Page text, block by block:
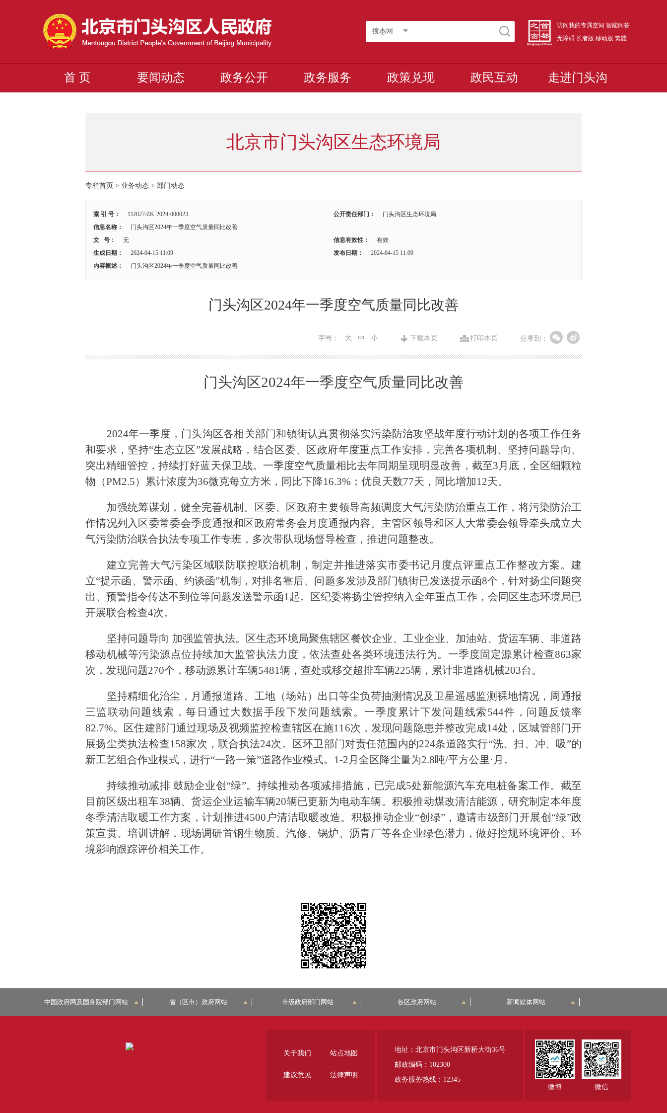
搜本网
访问我的专属空间 智能问答
无障碍 长者版 移动版 繁體
首 页 要闻动态 政务公开 政务服务 政策兑现 政民互动 走进门头沟
北京市门头沟区生态环境局
专栏首页 > 业务动态 > 部门动态
索 引 号： 11J027/ZK-2024-000023 公开责任部门：
门头沟区生态环境局
信息名称：
门头沟区2024年一季度空气质量同比改善
文 号：
无 信息有效性：
有效
生成日期：
2024-04-15 11:09 发布日期：
2024-04-15 11:09
内容概述：
门头沟区2024年一季度空气质量同比改善
门头沟区2024年一季度空气质量同比改善
分享到：
打印本页
下载本页
字号： 大 中 小
门头沟区2024年一季度空气质量同比改善
2024年一季度，门头沟区各相关部门和镇街认真贯彻落实污染防治攻坚战年度行动计划的各项工作任务
和要求，坚持“生态立区”发展战略，结合区委、区政府年度重点工作安排，完善各项机制、坚持问题导向、
突出精细管控，持续打好蓝天保卫战。一季度空气质量相比去年同期呈现明显改善，截至3月底，全区细颗粒
物（PM2.5）累计浓度为36微克每立方米，同比下降16.3%；优良天数77天，同比增加12天。
加强统筹谋划 ，健全完善机制 。
区委、区政府主要领导高频调度大气污染防治重点工作，将污染防治工
作情况列入区委常委会季度通报和区政府常务会月度通报内容。主管区领导和区人大常委会领导牵头成立大
气污染防治联合执法专项工作专班，多次带队现场督导检查，推进问题整改。
建立完善大气污染区域联防联控联治机制，制定并推进落实市委书记月度点评重点工作整改方案。建
立“提示函、警示函、约谈函”机制，对排名靠后、问题多发涉及部门镇街已发送提示函8个，针对扬尘问题突
出、预警指令传达不到位等问题发送警示函1起。区纪委将扬尘管控纳入全年重点工作，会同区生态环境局已
开展联合检查4次。
坚持问题导向 加强监管执法。
区生态环境局聚焦辖区餐饮企业、工业企业、加油站、货运车辆、非道路
移动机械等污染源点位持续加大监管执法力度，依法查处各类环境违法行为。一季度固定源累计检查863家
次，发现问题270个，移动源累计车辆5481辆，查处或移交超排车辆225辆，累计非道路机械203台。
坚持精细化治尘，月通报道路、工地（场站）出口等尘负荷抽测情况及卫星遥感监测裸地情况，周通报
三监联动问题线索，每日通过大数据手段下发问题线索。一季度累计下发问题线索544件，问题反馈率
82.7%。区住建部门通过现场及视频监控检查辖区在施116次，发现问题隐患并整改完成14处，区城管部门开
展扬尘类执法检查158家次，联合执法24次。区环卫部门对责任范围内的224条道路实行“洗、扫、冲、吸”的
新工艺组合作业模式，进行“一路一策”道路作业模式。1-2月全区降尘量为2.8吨/平方公里·月。
持续推动减排 鼓励企业创 “绿”。 持续推动各项减排措施，已完成5处新能源汽车充电桩备案工作。截至
目前区级出租车38辆、货运企业运输车辆20辆已更新为电动车辆。积极推动煤改清洁能源，研究制定本年度
冬季清洁取暖工作方案，计划推进4500户清洁取暖改造。积极推动企业“创绿”，邀请市级部门开展创“绿”政
策宣贯、培训讲解，现场调研首钢生物质、汽修、锅炉、沥青厂等各企业绿色潜力，做好控规环境评价、环
境影响跟踪评价相关工作。
中国政府网及国务院部门网站 省（区市）政府网站 市级政府部门网站 各区政府网站 新闻媒体网站
微博 微信
地址：北京市门头沟区新桥大街36号
邮政编码：102300
政务服务热线：12345
关于我们 站点地图
建议意见 法律声明